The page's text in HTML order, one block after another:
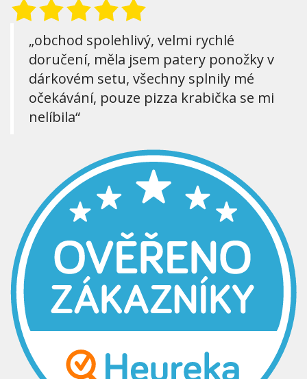
„obchod spolehlivý, velmi rychlé
doručení, měla jsem patery ponožky v
dárkovém setu, všechny splnily mé
očekávání, pouze pizza krabička se mi
nelíbila“